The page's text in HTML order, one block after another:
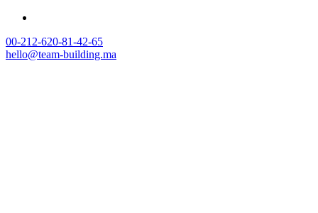
00-212-620-81-42-65
hello@team-building.ma